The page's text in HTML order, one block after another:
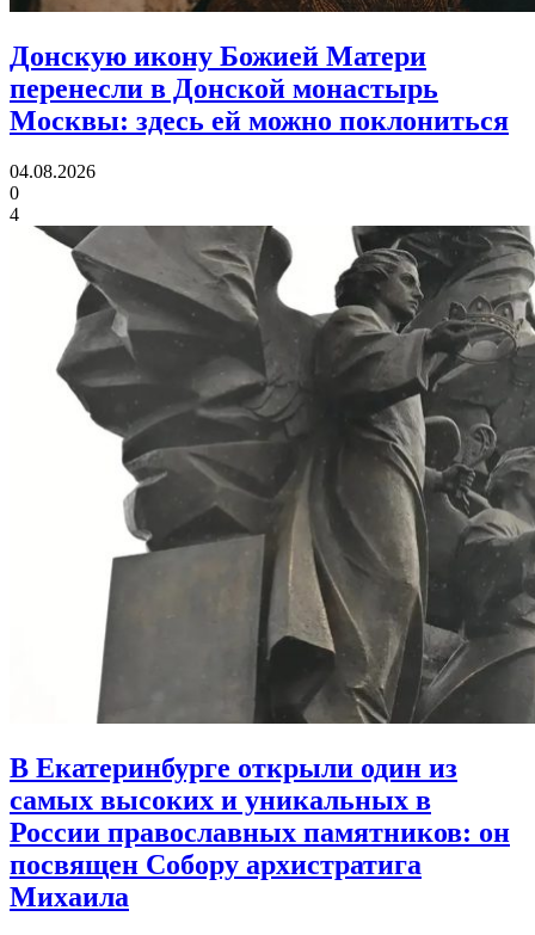
Донскую икону Божией Матери
перенесли в Донской монастырь
Москвы: здесь ей можно поклониться
04.08.2026
0
4
В Екатеринбурге открыли один из
самых высоких и уникальных в
России православных памятников: он
посвящен Собору архистратига
Михаила